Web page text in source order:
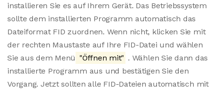
installieren Sie es auf Ihrem Gerät. Das Betriebssystem
sollte dem installierten Programm automatisch das
Dateiformat FID zuordnen. Wenn nicht, klicken Sie mit
der rechten Maustaste auf Ihre FID-Datei und wählen
Sie aus dem Menü "Öffnen mit" . Wählen Sie dann das
installierte Programm aus und bestätigen Sie den
Vorgang. Jetzt sollten alle FID-Dateien automatisch mit